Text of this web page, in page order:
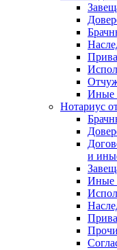
Иные
Нотариус
и
Иные